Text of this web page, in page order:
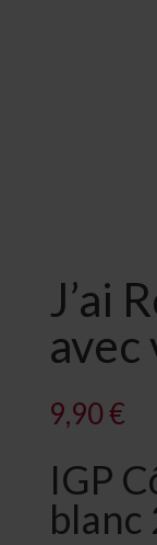
J’ai
avec
9,90€
IGP
blanc